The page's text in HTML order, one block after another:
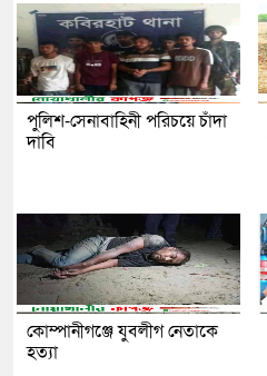
পুলিশ-সেনাবাহিনী পরিচয়ে চাঁদা
দাবি
কোম্পানীগঞ্জে যুবলীগ নেতাকে
হত্যা